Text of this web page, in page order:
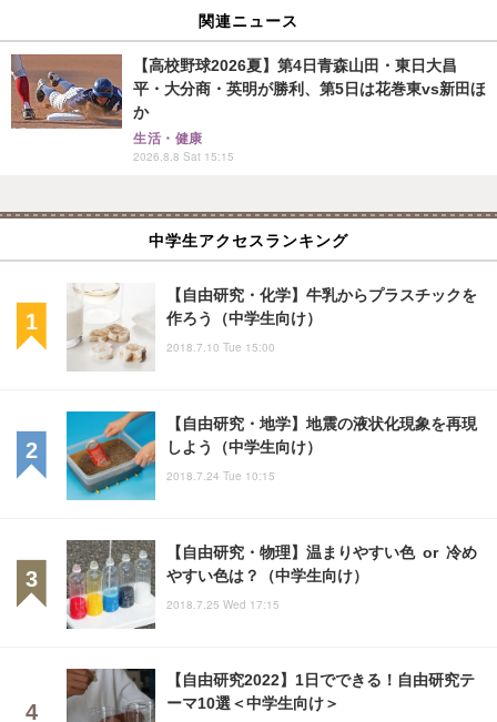
関連ニュース
【高校野球2026夏】第4日青森山田・東日大昌
平・大分商・英明が勝利、第5日は花巻東vs新田ほ
か
生活・健康
2026.8.8 Sat 15:15
中学生アクセスランキング
【自由研究・化学】牛乳からプラスチックを
作ろう（中学生向け）
2018.7.10 Tue 15:00
【自由研究・地学】地震の液状化現象を再現
しよう（中学生向け）
2018.7.24 Tue 10:15
【自由研究・物理】温まりやすい色 or 冷め
やすい色は？（中学生向け）
2018.7.25 Wed 17:15
【自由研究2022】1日でできる！自由研究テ
ーマ10選＜中学生向け＞